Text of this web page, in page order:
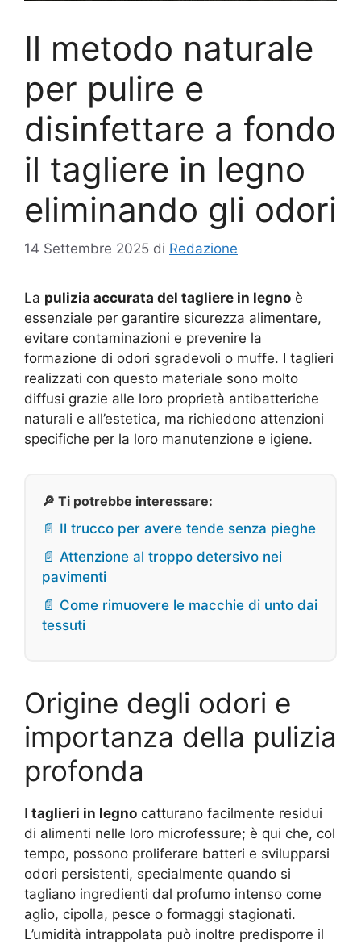
Il metodo naturale
per pulire e
disinfettare a fondo
il tagliere in legno
eliminando gli odori
14 Settembre 2025 di Redazione
La pulizia accurata del tagliere in legno è
essenziale per garantire sicurezza alimentare,
evitare contaminazioni e prevenire la
formazione di odori sgradevoli o muffe. I taglieri
realizzati con questo materiale sono molto
diffusi grazie alle loro proprietà antibatteriche
naturali e all’estetica, ma richiedono attenzioni
specifiche per la loro manutenzione e igiene.
🔎 Ti potrebbe interessare:
📄 Il trucco per avere tende senza pieghe
📄 Attenzione al troppo detersivo nei
pavimenti
📄 Come rimuovere le macchie di unto dai
tessuti
Origine degli odori e
importanza della pulizia
profonda
I taglieri in legno catturano facilmente residui
di alimenti nelle loro microfessure; è qui che, col
tempo, possono proliferare batteri e svilupparsi
odori persistenti, specialmente quando si
tagliano ingredienti dal profumo intenso come
aglio, cipolla, pesce o formaggi stagionati.
L’umidità intrappolata può inoltre predisporre il